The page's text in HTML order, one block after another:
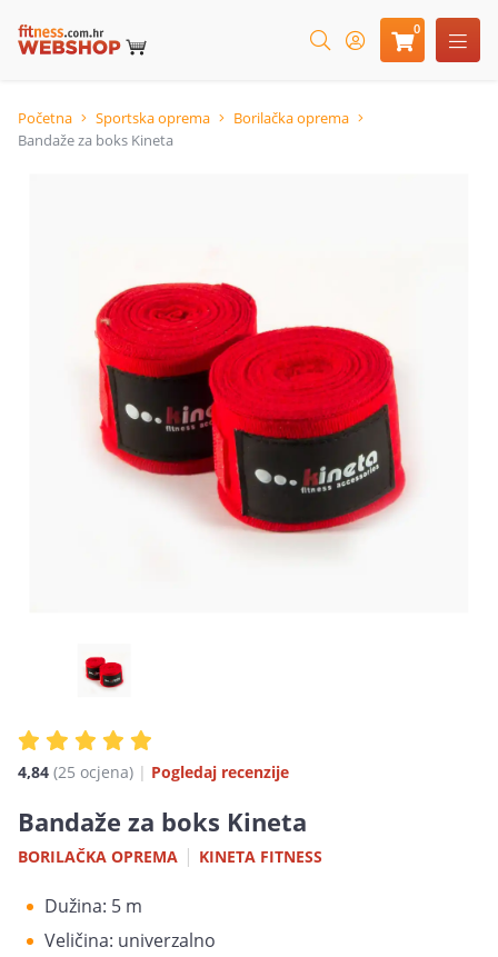
0
Početna Sportska oprema
Borilačka oprema
Bandaže za boks Kineta
4,84 (25 ocjena) | Pogledaj recenzije
Bandaže za boks Kineta
BORILAČKA OPREMA | KINETA FITNESS
Dužina: 5 m
Veličina: univerzalno